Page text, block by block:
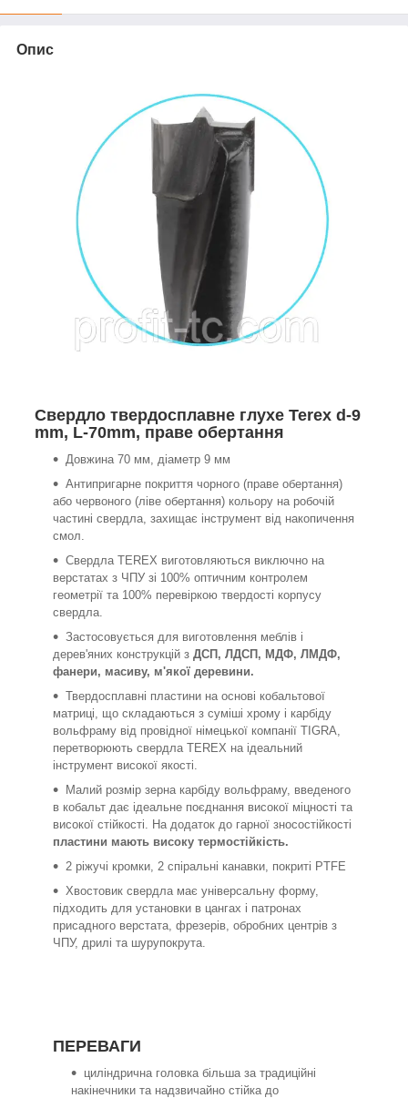
Опис
Свердло твердосплавне глухе Terex d-9
mm, L-70mm, праве обертання
Довжина 70 мм, діаметр 9 мм
Антипригарне покриття чорного (праве обертання)
або червоного (ліве обертання) кольору на робочій
частині свердла, захищає інструмент від накопичення
смол.
Свердла TEREX виготовляються виключно на
верстатах з ЧПУ зі 100% оптичним контролем
геометрії та 100% перевіркою твердості корпусу
свердла.
Застосовується для виготовлення меблів і
дерев'яних конструкцій з ДСП, ЛДСП, МДФ, ЛМДФ,
фанери, масиву, м'якої деревини.
Твердосплавні пластини на основі кобальтової
матриці, що складаються з суміші хрому і карбіду
вольфраму від провідної німецької компанії TIGRA,
перетворюють свердла TEREX на ідеальний
інструмент високої якості.
Малий розмір зерна карбіду вольфраму, введеного
в кобальт дає ідеальне поєднання високої міцності та
високої стійкості. На додаток до гарної зносостійкості
пластини мають високу термостійкість.
2 ріжучі кромки, 2 спіральні канавки, покриті PTFE
Хвостовик свердла має універсальну форму,
підходить для установки в цангах і патронах
присадного верстата, фрезерів, обробних центрів з
ЧПУ, дрилі та шурупокрута.
ПЕРЕВАГИ
циліндрична головка більша за традиційні
накінечники та надзвичайно стійка до